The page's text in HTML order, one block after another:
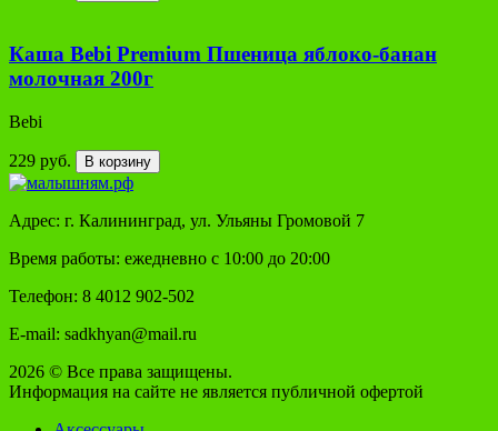
Каша Bebi Premium Пшеница яблоко-банан
молочная 200г
Bebi
229 руб. В корзину
Адрес: г. Калининград, ул. Ульяны Громовой 7
Время работы: ежедневно с 10:00 до 20:00
Телефон: 8 4012 902-502
E-mail: sadkhyan@mail.ru
2026 © Все права защищены.
Информация на сайте не является публичной офертой